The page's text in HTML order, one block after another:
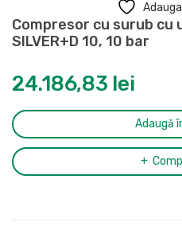
Compresor cu surub cu
SILVER+D 10, 10 bar
24.186,83 lei
Adaugă